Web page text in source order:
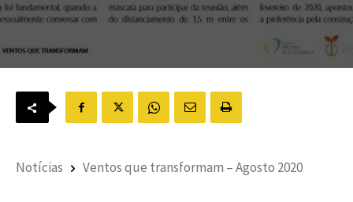
Notícias Ventos que transformam – Agosto 2020